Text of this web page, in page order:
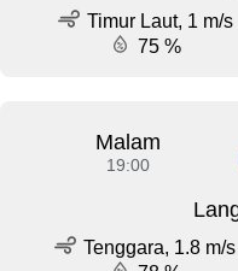
Timur Laut, 1 m/s
75 %
Malam
19:00
Tenggara, 1.8 m/s